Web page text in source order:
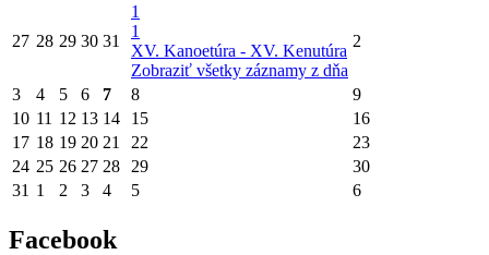
27 28 29 30 31
1
1
XV. Kanoetúra - XV. Kenutúra
Zobraziť všetky záznamy z dňa
2
3 4 5 6 7 8
9
10 11 12 13 14 15
16
17 18 19 20 21 22
23
24 25 26 27 28 29
30
31 1 2 3 4 5 6
Facebook